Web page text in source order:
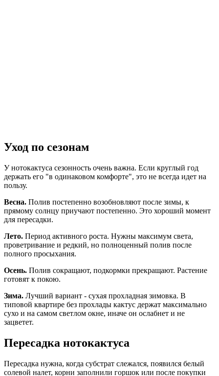
Уход по сезонам
У нотокактуса сезонность очень важна. Если круглый год
держать его "в одинаковом комфорте", это не всегда идет на
пользу.
Весна. Полив постепенно возобновляют после зимы, к
прямому солнцу приучают постепенно. Это хороший момент
для пересадки.
Лето. Период активного роста. Нужны максимум света,
проветривание и редкий, но полноценный полив после
полного просыхания.
Осень. Полив сокращают, подкормки прекращают. Растение
готовят к покою.
Зима. Лучший вариант - сухая прохладная зимовка. В
типовой квартире без прохлады кактус держат максимально
сухо и на самом светлом окне, иначе он ослабнет и не
зацветет.
Пересадка нотокактуса
Пересадка нужна, когда субстрат слежался, появился белый
солевой налет, корни заполнили горшок или после покупки